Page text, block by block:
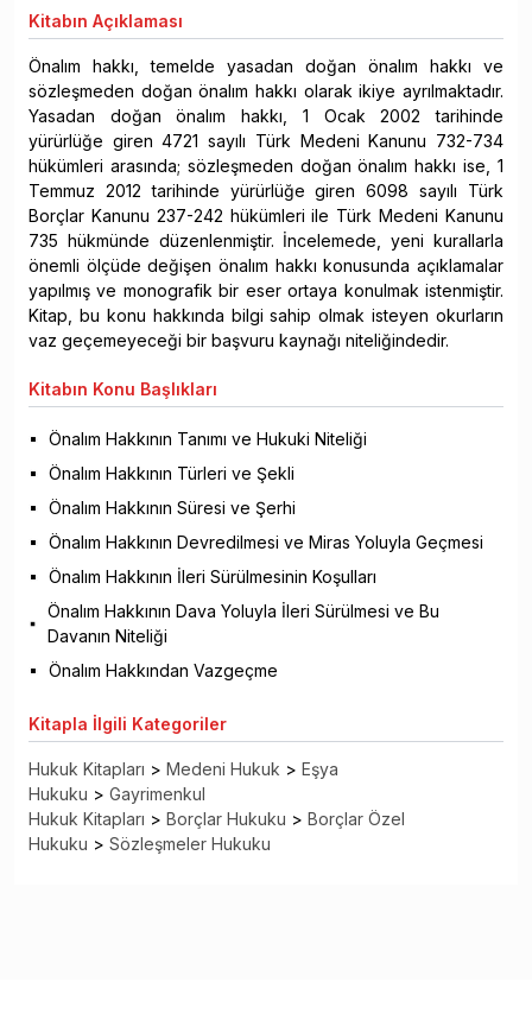
Kitabın Açıklaması
Önalım hakkı, temelde yasadan doğan önalım hakkı ve
sözleşmeden doğan önalım hakkı olarak ikiye ayrılmaktadır.
Yasadan doğan önalım hakkı, 1 Ocak 2002 tarihinde
yürürlüğe giren 4721 sayılı Türk Medeni Kanunu 732-734
hükümleri arasında; sözleşmeden doğan önalım hakkı ise, 1
Temmuz 2012 tarihinde yürürlüğe giren 6098 sayılı Türk
Borçlar Kanunu 237-242 hükümleri ile Türk Medeni Kanunu
735 hükmünde düzenlenmiştir. İncelemede, yeni kurallarla
önemli ölçüde değişen önalım hakkı konusunda açıklamalar
yapılmış ve monografik bir eser ortaya konulmak istenmiştir.
Kitap, bu konu hakkında bilgi sahip olmak isteyen okurların
vaz geçemeyeceği bir başvuru kaynağı niteliğindedir.
Kitabın Konu Başlıkları
Önalım Hakkının Tanımı ve Hukuki Niteliği
Önalım Hakkının Türleri ve Şekli
Önalım Hakkının Süresi ve Şerhi
Önalım Hakkının Devredilmesi ve Miras Yoluyla Geçmesi
Önalım Hakkının İleri Sürülmesinin Koşulları
Önalım Hakkının Dava Yoluyla İleri Sürülmesi ve Bu
Davanın Niteliği
Önalım Hakkından Vazgeçme
Kitapla İlgili Kategoriler
Hukuk Kitapları > Medeni Hukuk > Eşya
Hukuku > Gayrimenkul
Hukuk Kitapları > Borçlar Hukuku > Borçlar Özel
Hukuku > Sözleşmeler Hukuku